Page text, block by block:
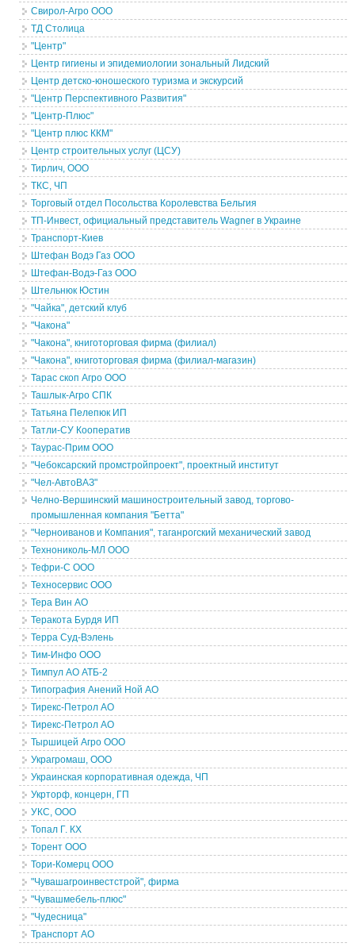
Свирол-Агро ООО
ТД Столица
"Центр"
Центр гигиены и эпидемиологии зональный Лидский
Центр детско-юношеского туризма и экскурсий
"Центр Перспективного Развития"
"Центр-Плюс"
"Центр плюс ККМ"
Центр строительных услуг (ЦСУ)
Тирлич, ООО
ТКС, ЧП
Торговый отдел Посольства Королевства Бельгия
ТП-Инвест, официальный представитель Wagner в Украине
Транспорт-Киев
Штефан Водэ Газ ООО
Штефан-Водэ-Газ ООО
Штельнюк Юстин
"Чайка", детский клуб
"Чакона"
"Чакона", книготорговая фирма (филиал)
"Чакона", книготорговая фирма (филиал-магазин)
Тарас скоп Агро ООО
Ташлык-Агро СПК
Татьяна Пелепюк ИП
Татли-СУ Кооператив
Таурас-Прим ООО
"Чебоксарский промстройпроект", проектный институт
"Чел-АвтоВАЗ"
Челно-Вершинский машиностроительный завод, торгово-
промышленная компания "Бетта"
"Черноиванов и Компания", таганрогский механический завод
Технониколь-МЛ ООО
Тефри-С ООО
Техносервис ООО
Тера Вин АО
Теракота Бурдя ИП
Терра Суд-Вэлень
Тим-Инфо ООО
Тимпул АО АТБ-2
Типография Анений Ной АО
Тирекс-Петрол АО
Тирекс-Петрол АО
Тыршицей Агро ООО
Украгромаш, ООО
Украинская корпоративная одежда, ЧП
Укрторф, концерн, ГП
УКС, ООО
Топал Г. КХ
Торент ООО
Тори-Комерц ООО
"Чувашагроинвестстрой", фирма
"Чувашмебель-плюс"
"Чудесница"
Транспорт АО